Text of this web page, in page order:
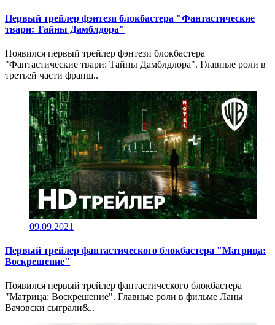
Первый трейлер фэнтези блокбастера "Фантастические
твари: Тайны Дамблдора"
Появился первый трейлер фэнтези блокбастера
"Фантастические твари: Тайны Дамблдлора". Главные роли в
третьей части франш..
09.09.2021
Первый трейлер фантастического блокбастера "Матрица:
Воскрешение"
Появился первый трейлер фантастического блокбастера
"Матрица: Воскрешение". Главные роли в фильме Ланы
Вачовски сыграли&..